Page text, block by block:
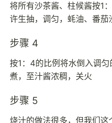
将所有沙茶酱、柱候酱按1
许生抽，调匀，蚝油、番
步骤 4
按1：4的比例将水倒入调
煮，至汁酱浓稠，关火
步骤 5
烧汁的做法很多，但我们